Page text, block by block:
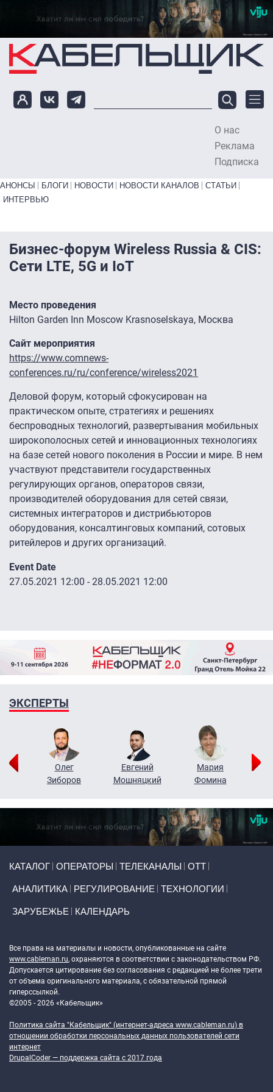
Перейти к основному содержанию
О нас
Реклама
Подписка
Primary links bottom
АНОНСЫ БЛОГИ НОВОСТИ НОВОСТИ КАНАЛОВ
СТАТЬИ
ИНТЕРВЬЮ
Бизнес-форум Wireless Russia & CIS:
Сети LTE, 5G и IoT
Место проведения
Hilton Garden Inn Moscow Krasnoselskaya, Москва
Сайт мероприятия
https://www.comnews-
conferences.ru/ru/conference/wireless2021
Деловой форум, который сфокусирован на
практическом опыте, стратегиях и решениях
беспроводных технологий, развертывания мобильных
широкополосных сетей и инновационных технологиях
на базе сетей нового поколения в России и мире. В нем
участвуют представители государственных
регулирующих органов, операторов связи,
производителей оборудования для сетей связи,
системных интеграторов и дистрибьюторов
оборудования, консалтинговых компаний, сотовых
ритейлеров и других организаций.
Event Date
27.05.2021 12:00 - 28.05.2021 12:00
ЭКСПЕРТЫ
Олег
Зиборов
Евгений
Мошняцкий
Мария
Фомина
КАТАЛОГ ОПЕРАТОРЫ ТЕЛЕКАНАЛЫ ОТТ
АНАЛИТИКА РЕГУЛИРОВАНИЕ ТЕХНОЛОГИИ
ЗАРУБЕЖЬЕ КАЛЕНДАРЬ
Все права на материалы и новости, опубликованные на сайте
www.cableman.ru, охраняются в соответствии с законодательством РФ.
Допускается цитирование без согласования с редакцией не более трети
от объема оригинального материала, с обязательной прямой
гиперссылкой.
©2005 - 2026 «Кабельщик»
Политика сайта "Кабельщик" (интернет-адреса www.cableman.ru) в
отношении обработки персональных данных пользователей сети
интернет
DrupalCoder — поддержка сайта c 2017 года